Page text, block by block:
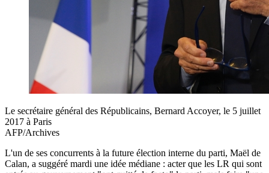
Le secrétaire général des Républicains, Bernard Accoyer, le 5 juillet
2017 à Paris
AFP/Archives
L'un de ses concurrents à la future élection interne du parti, Maël de
Calan, a suggéré mardi une idée médiane : acter que les LR qui sont